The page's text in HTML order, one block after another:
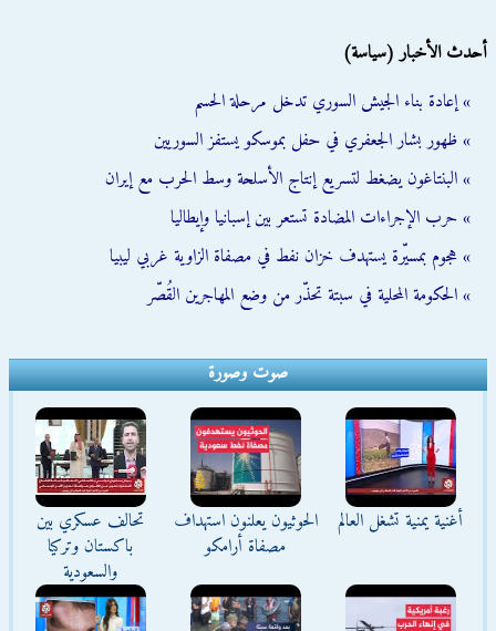
أحدث الأخبار (سياسة)
» إعادة بناء الجيش السوري تدخل مرحلة الحسم
» ظهور بشار الجعفري في حفل بموسكو يستفز السوريين
» البنتاغون يضغط لتسريع إنتاج الأسلحة وسط الحرب مع إيران
» حرب الإجراءات المضادة تستعر بين إسبانيا وإيطاليا
» هجوم بمسيّرة يستهدف خزان نفط في مصفاة الزاوية غربي ليبيا
» الحكومة المحلية في سبتة تحذّر من وضع المهاجرين القُصّر
صوت وصورة
أغنية يمنية تشغل العالم
الحوثيون يعلنون استهداف
مصفاة أرامكو
تحالف عسكري بين
باكستان وتركيا
والسعودية